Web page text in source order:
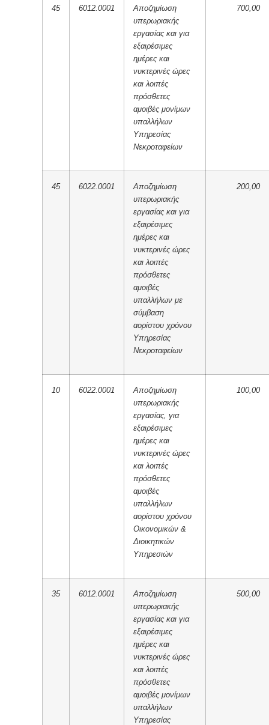
45 6012.0001
Αποζημίωση
υπερωριακής
εργασίας και για
εξαιρέσιμες
ημέρες και
νυκτερινές ώρες
και λοιπές
πρόσθετες
αμοιβές μονίμων
υπαλλήλων
Υπηρεσίας
Νεκροταφείων
700,00
45 6022.0001
Αποζημίωση
υπερωριακής
εργασίας και για
εξαιρέσιμες
ημέρες και
νυκτερινές ώρες
και λοιπές
πρόσθετες
αμοιβές
υπαλλήλων με
σύμβαση
αορίστου χρόνου
Υπηρεσίας
Νεκροταφείων
200,00
10 6022.0001
Αποζημίωση
υπερωριακής
εργασίας, για
εξαιρέσιμες
ημέρες και
νυκτερινές ώρες
και λοιπές
πρόσθετες
αμοιβές
υπαλλήλων
αορίστου χρόνου
Οικονομικών &
Διοικητικών
Υπηρεσιών
100,00
35 6012.0001
Αποζημίωση
υπερωριακής
εργασίας και για
εξαιρέσιμες
ημέρες και
νυκτερινές ώρες
και λοιπές
πρόσθετες
αμοιβές μονίμων
υπαλλήλων
Υπηρεσίας
500,00